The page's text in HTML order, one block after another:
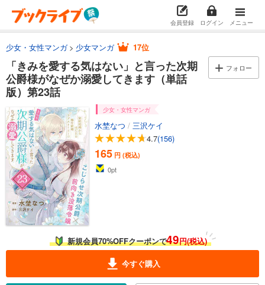
会員登録 ログイン メニュー
少女・女性マンガ 少女マンガ 17位
「きみを愛する気はない」と言った次期
公爵様がなぜか溺愛してきます（単話
版）第23話
フォロー
少女・女性マンガ
水埜なつ / 三沢ケイ
4.7(156)
165 円 (税込)
0pt
新規会員70%OFFクーポンで49円(税込)
今すぐ購入
試し読み
「きみを愛する気はない」と言った次期公爵様がなぜか溺愛してきます（単話版）第12話
165円 (税込)
カート
あらすじを表示する
165円 (税込)
あらすじを表示する
165円 (税込)
カート
試し読み